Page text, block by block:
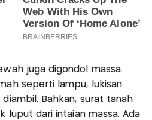
juga digondol massa.
seperti lampu, lukisan
Bahkan, surat tanah
luput dari intaian massa. Ada